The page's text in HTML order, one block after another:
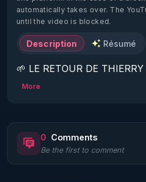
automatically takes over. The
until the video is blocked.
Description Résumé
🌱 LE RETOUR DE
2022)!
https://www.rgnr.fr/
🌱 LE MAGAZINE RÉGÉNÈRE
More
0 Comments
Be the first to comment